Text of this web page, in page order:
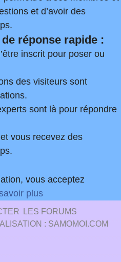
et d’avoir des
réponse rapide :
inscrit pour poser ou
des visiteurs sont
sont là pour répondre
vous recevez des
vous acceptez
plus
LES FORUMS
: SAMOMOI.COM